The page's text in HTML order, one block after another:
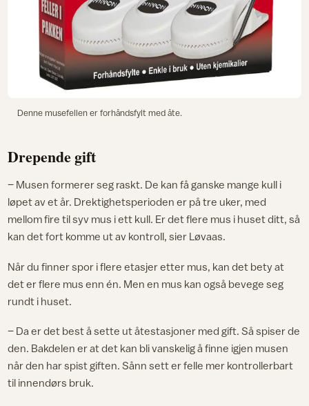
Denne musefellen er forhåndsfylt med åte.
Drepende gift
– Musen formerer seg raskt. De kan få ganske mange kull i
løpet av et år. Drektighetsperioden er på tre uker, med
mellom fire til syv mus i ett kull. Er det flere mus i huset ditt, så
kan det fort komme ut av kontroll, sier Løvaas.
Når du finner spor i flere etasjer etter mus, kan det bety at
det er flere mus enn én. Men en mus kan også bevege seg
rundt i huset.
– Da er det best å sette ut åtestasjoner med gift. Så spiser de
den. Bakdelen er at det kan bli vanskelig å finne igjen musen
når den har spist giften. Sånn sett er felle mer kontrollerbart
til innendørs bruk.